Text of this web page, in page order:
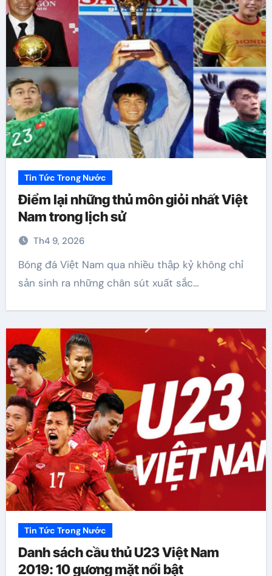
Tin Tức Trong Nước
Điểm lại những thủ môn giỏi nhất Việt
Nam trong lịch sử
Th4 9, 2026
Bóng đá Việt Nam qua nhiều thập kỷ không chỉ
sản sinh ra những chân sút xuất sắc…
Tin Tức Trong Nước
Danh sách cầu thủ U23 Việt Nam
2019: 10 gương mặt nổi bật